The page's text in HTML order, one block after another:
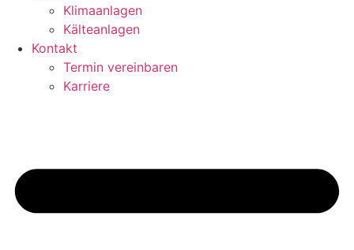
Klimaanlagen
Kälteanlagen
Kontakt
Termin vereinbaren
Karriere